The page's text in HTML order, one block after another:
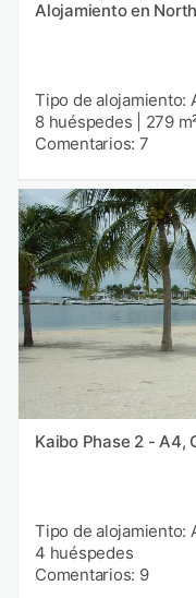
Alojamiento en
Tipo de alojamiento:
8 huéspedes
279
Comentarios: 7
Kaibo Phase 2 - A4,
Tipo de alojamiento:
4 huéspedes
Comentarios: 9